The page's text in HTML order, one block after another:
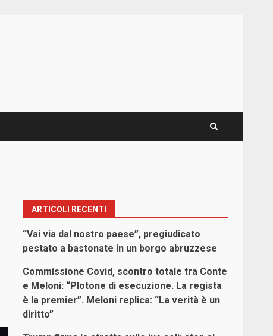
ARTICOLI RECENTI
“Vai via dal nostro paese”, pregiudicato
pestato a bastonate in un borgo abruzzese
Commissione Covid, scontro totale tra Conte
e Meloni: “Plotone di esecuzione. La regista
è la premier”. Meloni replica: “La verità è un
diritto”